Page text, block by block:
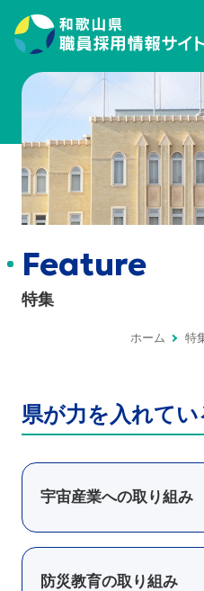
Feature
特集
ホーム 特
県が力を入れて
宇宙産業への取り組み
防災教育の取り組み